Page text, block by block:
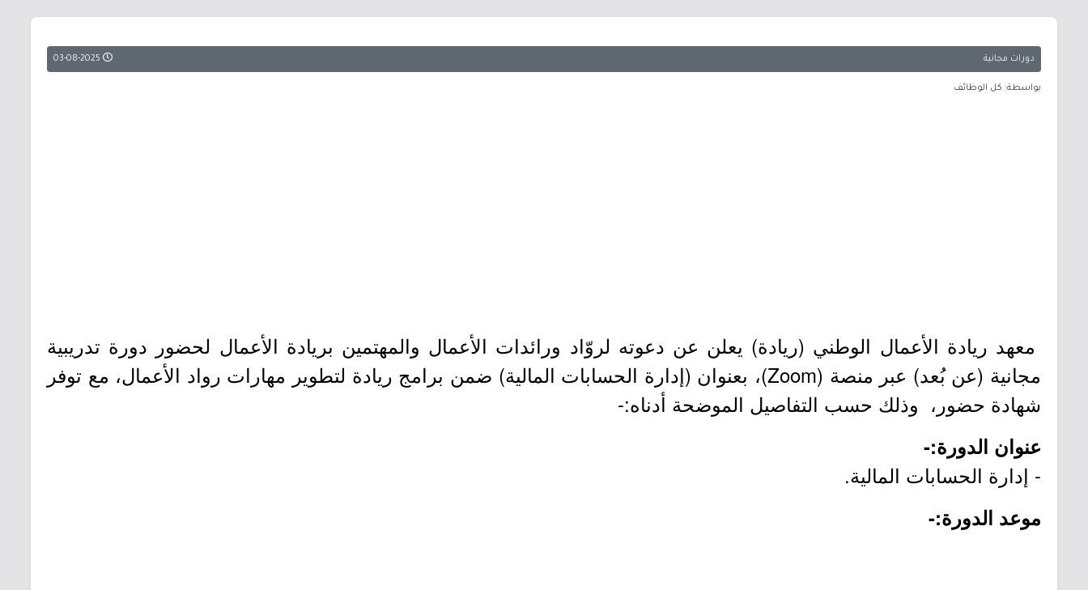
دورات مجانية
بواسطة: كل الوظائف
معهد ريادة الأعمال الوطني (ريادة) يعلن عن دعوته لروّاد ورائدات الأعمال والمهتمين بريادة الأعمال لحضور دورة تدريبية
مجانية (عن بُعد) عبر منصة (Zoom)، بعنوان (إدارة الحسابات المالية) ضمن برامج ريادة لتطوير مهارات رواد الأعمال، مع توفر
شهادة حضور، وذلك حسب التفاصيل الموضحة أدناه:-
عنوان الدورة:-
- إدارة الحسابات المالية.
موعد الدورة:-